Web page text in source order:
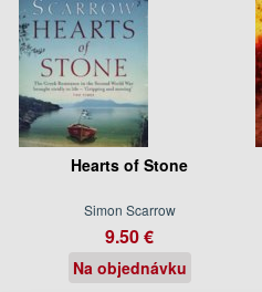
Hearts of Stone
Simon Scarrow
9.50 €
Na objednávku